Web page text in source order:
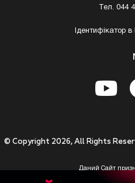
Тел. 044
Ідентифікатор
© Copyright 2026, All Rights
Даний Сайт
Приступаючи до використання https://